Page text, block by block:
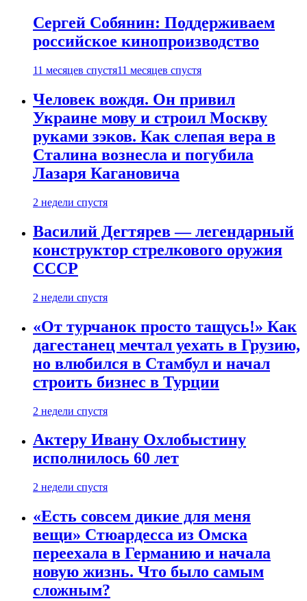
Сергей Собянин: Поддерживаем
российское кинопроизводство
11 месяцев спустя11 месяцев спустя
Человек вождя. Он привил
Украине мову и строил Москву
руками зэков. Как слепая вера в
Сталина вознесла и погубила
Лазаря Кагановича
2 недели спустя
Василий Дегтярев — легендарный
конструктор стрелкового оружия
СССР
2 недели спустя
«От турчанок просто тащусь!» Как
дагестанец мечтал уехать в Грузию,
но влюбился в Стамбул и начал
строить бизнес в Турции
2 недели спустя
Актеру Ивану Охлобыстину
исполнилось 60 лет
2 недели спустя
«Есть совсем дикие для меня
вещи» Стюардесса из Омска
переехала в Германию и начала
новую жизнь. Что было самым
сложным?